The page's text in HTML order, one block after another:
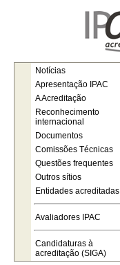
Notícias
Apresentação IPAC
A Acreditação
Reconhecimento
internacional
Documentos
Comissões Técnicas
Questões frequentes
Outros sítios
Entidades acreditadas
Avaliadores IPAC
Candidaturas à
acreditação (SIGA)